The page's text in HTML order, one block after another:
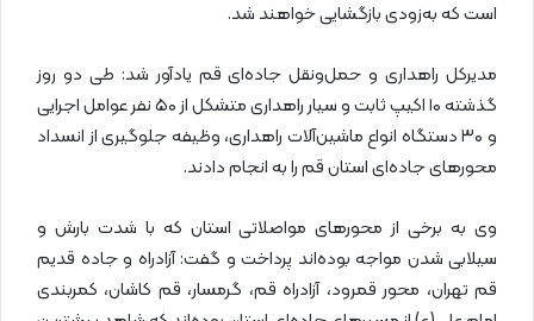
است که به‌زودی بازگشایی خواهند شد.
مدیرکل راهداری و حمل‌ونقل جاده‌ای قم یادآور شد: طی دو روز
گذشته ۱۰ اکیپ ثابت و سیار راهداری متشکل از ۵۰ نفر عوامل اجرایی
و ۳۰ دستگاه انواع ماشین‌آلات راهداری، وظیفه جلوگیری از انسداد
محورهای جاده‌ای استان قم را به انجام دادند.
وی به برخی از محورهای مواصلاتی استان که با شدت بارش و
سیلابی شدن مواجه بوده‌اند پرداخت و گفت: آزادراه و جاده قدیم
قم تهران، محور قمرود، آزادراه قم، گرمسار، قم کاشان، کمربندی